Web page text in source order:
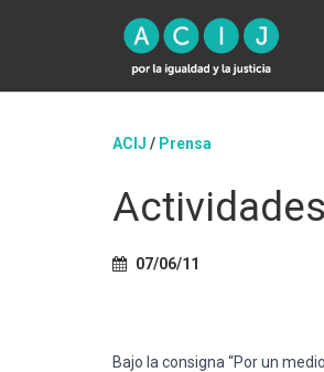
ACIJ / Prensa
07/06/11
Bajo la consigna “Por un